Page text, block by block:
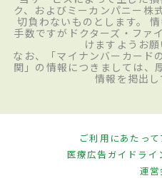
ク、およびミーカンパニー株
切負わないものとします。
手数ですがドクターズ・ファ
けますようお願
なお、「マイナンバーカード
関」の情報につきましては、
情報を掲出し
ご利用にあたって
医療広告ガイドライ
運営